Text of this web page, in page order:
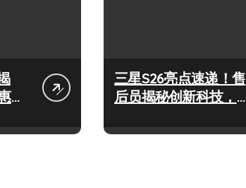
高
三星S26亮点速递！售
后员揭秘创新科技，玩